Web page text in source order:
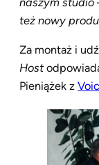
też nowy
Za montaż i
Host
Pieniążek z